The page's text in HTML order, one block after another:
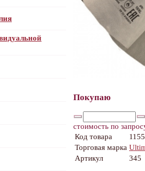
Покупаю
стоимость по
Код товара
Торговая марка
Артикул
345